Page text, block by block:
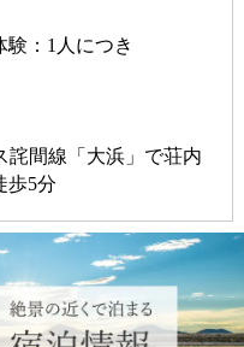
：1人につき
詫間線「大浜」で荘内
歩5分